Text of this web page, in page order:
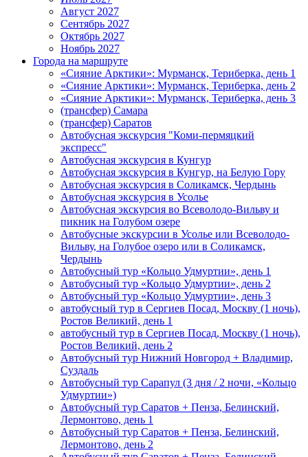
Август 2027
Сентябрь 2027
Октябрь 2027
Ноябрь 2027
Города на маршруте
«Сияние Арктики»: Мурманск, Териберка, день 1
«Сияние Арктики»: Мурманск, Териберка, день 2
«Сияние Арктики»: Мурманск, Териберка, день 3
(трансфер) Самара
(трансфер) Саратов
Автобусная экскурсия "Коми-пермяцкий
экспресс"
Автобусная экскурсия в Кунгур
Автобусная экскурсия в Кунгур, на Белую Гору
Автобусная экскурсия в Соликамск, Чердынь
Автобусная экскурсия в Усолье
Автобусная экскурсия во Всеволодо-Вильву и
пикник на Голубом озере
Автобусные экскурсии в Усолье или Всеволодо-
Вильву, на Голубое озеро или в Соликамск,
Чердынь
Автобусный тур «Кольцо Удмуртии», день 1
Автобусный тур «Кольцо Удмуртии», день 2
Автобусный тур «Кольцо Удмуртии», день 3
автобусный тур в Сергиев Посад, Москву (1 ночь),
Ростов Великий, день 1
автобусный тур в Сергиев Посад, Москву (1 ночь),
Ростов Великий, день 2
Автобусный тур Нижний Новгород + Владимир,
Суздаль
Автобусный тур Сарапул (3 дня / 2 ночи, «Кольцо
Удмуртии»)
Автобусный тур Саратов + Пенза, Белинский,
Лермонтово, день 1
Автобусный тур Саратов + Пенза, Белинский,
Лермонтово, день 2